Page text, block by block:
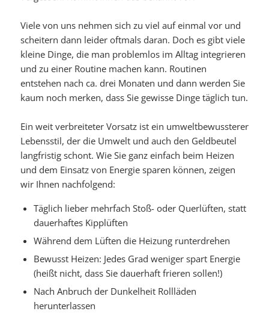
Viele von uns nehmen sich zu viel auf einmal vor und
scheitern dann leider oftmals daran. Doch es gibt viele
kleine Dinge, die man problemlos im Alltag integrieren
und zu einer Routine machen kann. Routinen
entstehen nach ca. drei Monaten und dann werden Sie
kaum noch merken, dass Sie gewisse Dinge täglich tun.
Ein weit verbreiteter Vorsatz ist ein umweltbewussterer
Lebensstil, der die Umwelt und auch den Geldbeutel
langfristig schont. Wie Sie ganz einfach beim Heizen
und dem Einsatz von Energie sparen können, zeigen
wir Ihnen nachfolgend:
Täglich lieber mehrfach Stoß- oder Querlüften, statt
dauerhaftes Kipplüften
Während dem Lüften die Heizung runterdrehen
Bewusst Heizen: Jedes Grad weniger spart Energie
(heißt nicht, dass Sie dauerhaft frieren sollen!)
Nach Anbruch der Dunkelheit Rollläden
herunterlassen